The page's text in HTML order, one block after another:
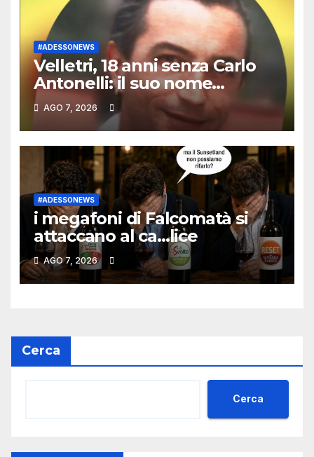
#ADESSONEWS
Velletri, 18 anni senza Carlo
Antonelli: il suo nome
continua a vivere nelle
battaglie e nella solidarietà
dello Shanky Quad
AGO 7, 2026
#ADESSONEWS
i megafoni di Falcomatà si
attaccano al ca…lice
AGO 7, 2026
Cerca
Cerca